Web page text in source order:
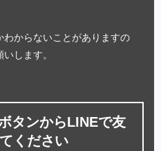
からないことがありますの
します。
タンからLINEで友
ください